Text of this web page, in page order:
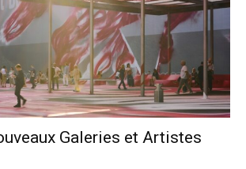
Galeries et Artistes